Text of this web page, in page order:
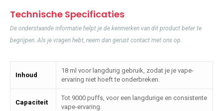
Technische Specificaties
De onderstaande informatie helpt je de kenmerken van dit product beter te
begrijpen. Als je vragen hebt, neem dan gerust contact met ons op.
Inhoud
18 ml voor langdurig gebruik, zodat je je vape-
ervaring niet hoeft te onderbreken.
Capaciteit
Tot 9000 puffs, voor een langdurige en consistente
vape-ervaring.